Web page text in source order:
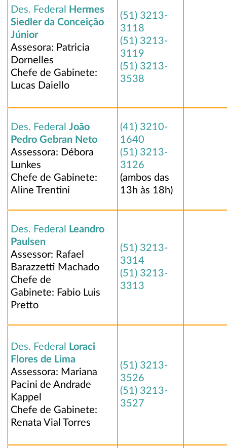
Des. Federal
Hermes
Siedler da Conceição
Júnior
Assesora: Patricia
Dornelles
Chefe de Gabinete:
Lucas Daiello
(51) 3213-
3118
(51) 3213-
3119
(51) 3213-
3538
Des. Federal João
Pedro Gebran Neto
Assessora: Débora
Lunkes
Chefe de Gabinete:
Aline Trentini
(41) 3210-
1640
(51) 3213-
3126
(ambos das
13h às 18h)
Des. Federal
Leandro
Paulsen
Assessor: Rafael
Barazzetti Machado
Chefe de
Gabinete: Fabio Luis
Pretto
(51) 3213-
3314
(51) 3213-
3313
Des. Federal
Loraci
Flores de Lima
Assessora: Mariana
Pacini de Andrade
Kappel
Chefe de Gabinete:
Renata Vial Torres
(51) 3213-
3526
(51) 3213-
3527